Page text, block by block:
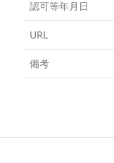
認可等年月日
URL
備考